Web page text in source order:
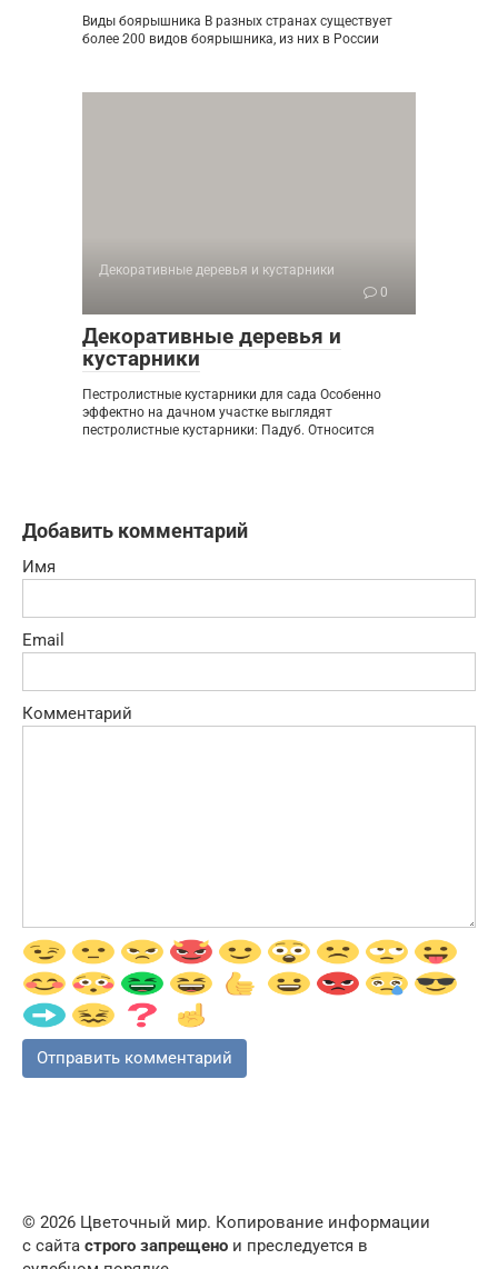
Виды боярышника В разных странах существует
более 200 видов боярышника, из них в России
Декоративные деревья и кустарники
0
Декоративные деревья и
кустарники
Пестролистные кустарники для сада Особенно
эффектно на дачном участке выглядят
пестролистные кустарники: Падуб. Относится
Добавить комментарий
Имя
Email
Комментарий
© 2026 Цветочный мир. Копирование информации
с сайта строго запрещено и преследуется в